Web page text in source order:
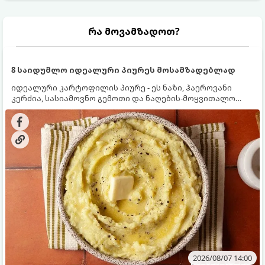
რა მოვამზადოთ?
8 საიდუმლო იდეალური პიურეს მოსამზადებლად
იდეალური კარტოფილის პიურე - ეს ნაზი, ჰაეროვანი
კერძია, სასიამოვნო გემოთი და ნაღების-მოყვითალო
ფერით. მისი მომზადება ძალიან მარტივია, მაგრამ
არსებობს რამდენიმე საიდუმლო, რომლებიც უნდა
იცოდეთ, რომ პიურე იდეალურად გემრიელი გამოვიდეს.
2026/08/07 14:00